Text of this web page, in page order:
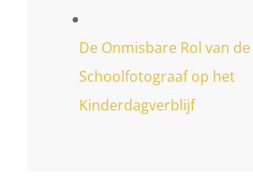
De Onmisbare Rol van de
Schoolfotograaf op het
Kinderdagverblijf